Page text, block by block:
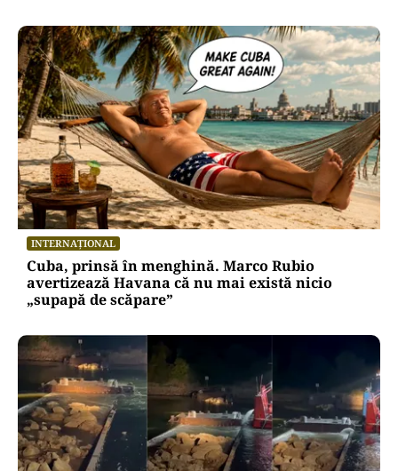
INTERNAȚIONAL
Cuba, prinsă în menghină. Marco Rubio
avertizează Havana că nu mai există nicio
„supapă de scăpare”